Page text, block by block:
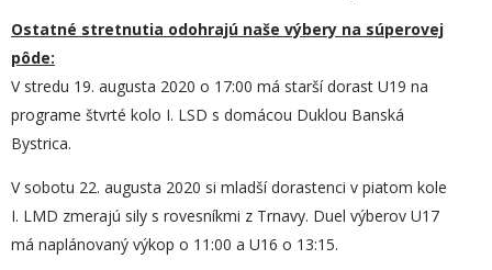
Ostatné stretnutia odohrajú naše výbery na súperovej
pôde:
V stredu 19. augusta 2020 o 17:00 má starší dorast U19 na
programe štvrté kolo I. LSD s domácou Duklou Banská
Bystrica.
V sobotu 22. augusta 2020 si mladší dorastenci v piatom kole
I. LMD zmerajú sily s rovesníkmi z Trnavy. Duel výberov U17
má naplánovaný výkop o 11:00 a U16 o 13:15.